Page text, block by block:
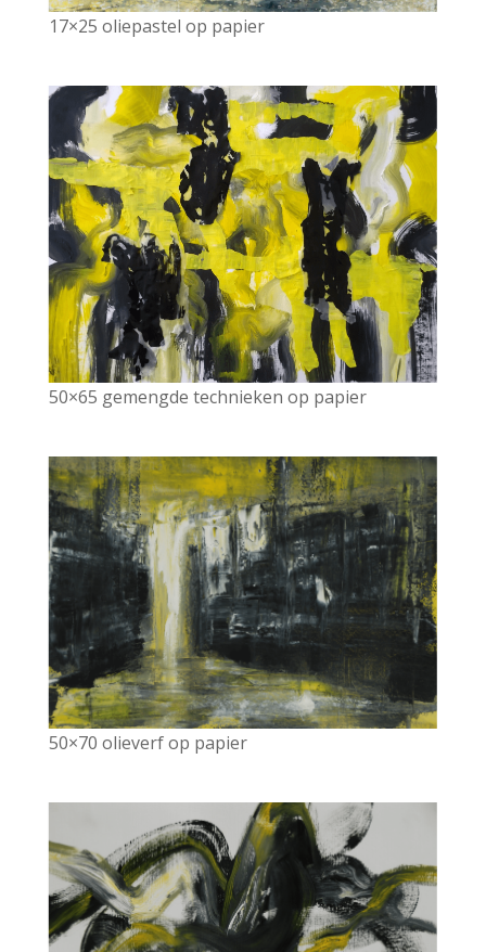
17×25 oliepastel op papier
50×65 gemengde technieken op papier
50×70 olieverf op papier